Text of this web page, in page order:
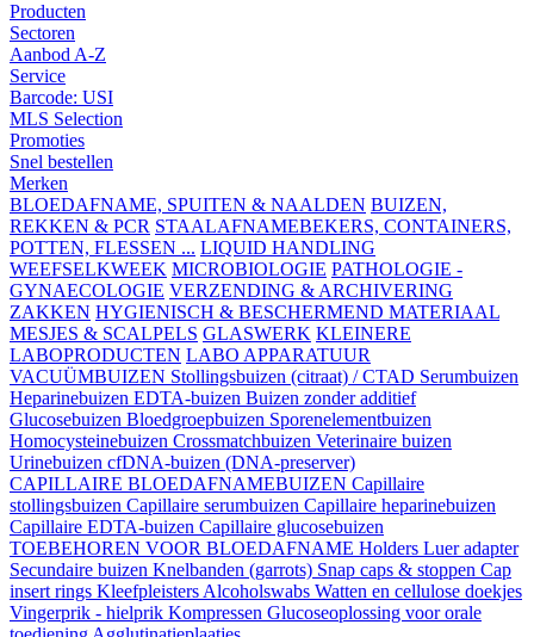
Producten
Sectoren
Aanbod A-Z
Service
Barcode: USI
MLS Selection
Promoties
Snel bestellen
Merken
BLOEDAFNAME, SPUITEN & NAALDEN BUIZEN,
REKKEN & PCR STAALAFNAMEBEKERS, CONTAINERS,
POTTEN, FLESSEN ... LIQUID HANDLING
WEEFSELKWEEK MICROBIOLOGIE PATHOLOGIE -
GYNAECOLOGIE VERZENDING & ARCHIVERING
ZAKKEN HYGIENISCH & BESCHERMEND MATERIAAL
MESJES & SCALPELS GLASWERK KLEINERE
LABOPRODUCTEN LABO APPARATUUR
VACUÜMBUIZEN Stollingsbuizen (citraat) / CTAD Serumbuizen
Heparinebuizen EDTA-buizen Buizen zonder additief
Glucosebuizen Bloedgroepbuizen Sporenelementbuizen
Homocysteinebuizen Crossmatchbuizen Veterinaire buizen
Urinebuizen cfDNA-buizen (DNA-preserver)
CAPILLAIRE BLOEDAFNAMEBUIZEN Capillaire
stollingsbuizen Capillaire serumbuizen Capillaire heparinebuizen
Capillaire EDTA-buizen Capillaire glucosebuizen
TOEBEHOREN VOOR BLOEDAFNAME Holders Luer adapter
Secundaire buizen Knelbanden (garrots) Snap caps & stoppen Cap
insert rings Kleefpleisters Alcoholswabs Watten en cellulose doekjes
Vingerprik - hielprik Kompressen Glucoseoplossing voor orale